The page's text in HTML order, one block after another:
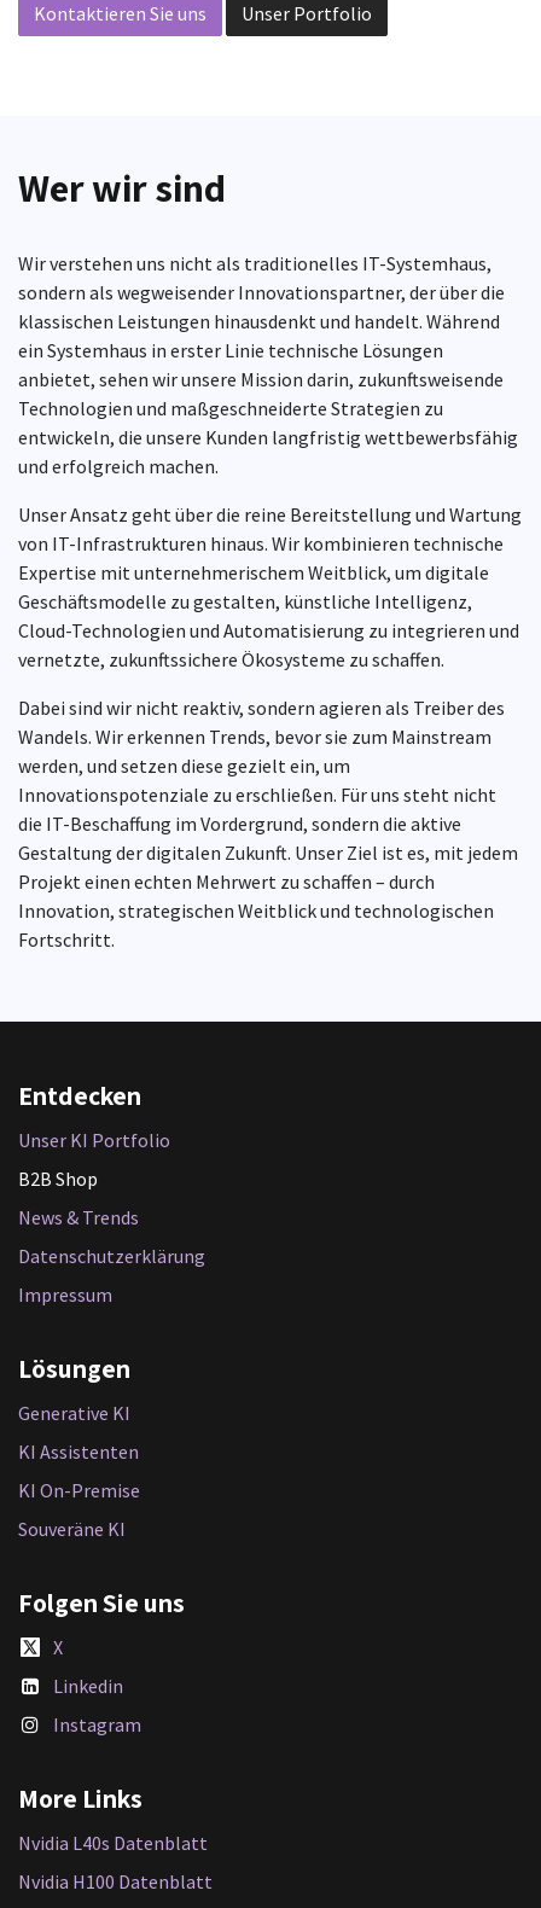
Kontaktieren Sie uns Unser Portfolio
Wer wir sind
Wir verstehen uns nicht als traditionelles IT-Systemhaus,
sondern als wegweisender Innovationspartner, der über die
klassischen Leistungen hinausdenkt und handelt. Während
ein Systemhaus in erster Linie technische Lösungen
anbietet, sehen wir unsere Mission darin, zukunftsweisende
Technologien und maßgeschneiderte Strategien zu
entwickeln, die unsere Kunden langfristig wettbewerbsfähig
und erfolgreich machen.
Unser Ansatz geht über die reine Bereitstellung und Wartung
von IT-Infrastrukturen hinaus. Wir kombinieren technische
Expertise mit unternehmerischem Weitblick, um digitale
Geschäftsmodelle zu gestalten, künstliche Intelligenz,
Cloud-Technologien und Automatisierung zu integrieren und
vernetzte, zukunftssichere Ökosysteme zu schaffen.
Dabei sind wir nicht reaktiv, sondern agieren als Treiber des
Wandels. Wir erkennen Trends, bevor sie zum Mainstream
werden, und setzen diese gezielt ein, um
Innovationspotenziale zu erschließen. Für uns steht nicht
die IT-Beschaffung im Vordergrund, sondern die aktive
Gestaltung der digitalen Zukunft. Unser Ziel ist es, mit jedem
Projekt einen echten Mehrwert zu schaffen – durch
Innovation, strategischen Weitblick und technologischen
Fortschritt.
Entdecken
Unser KI Portfolio
B2B Shop
News & Trends
Datenschutzerklärung
Impressum
Lösungen
Generative KI
KI Assistenten
KI On-Premise
Souveräne KI
Folgen Sie uns
X
Linkedin
Instagram
More Links
Nvidia L40s Datenblatt
Nvidia H100 Datenblatt